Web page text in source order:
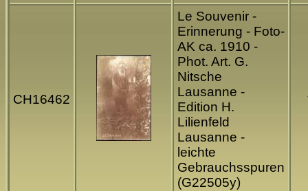
CH16462
Le Souvenir -
Erinnerung - Foto-
AK ca. 1910 -
Phot. Art. G.
Nitsche
Lausanne -
Edition H.
Lilienfeld
Lausanne -
leichte
Gebrauchsspuren
(G22505y)